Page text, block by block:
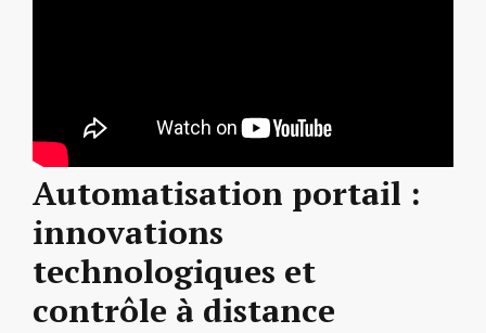
Automatisation portail :
innovations
technologiques et
contrôle à distance